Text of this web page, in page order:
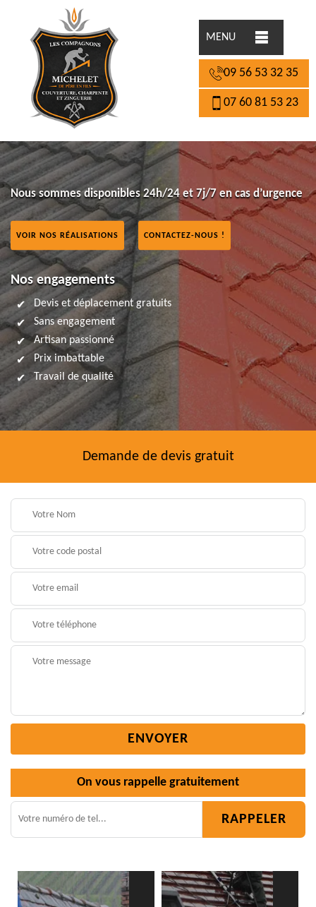
MENU
09 56 53 32 35
07 60 81 53 23
Nous sommes disponibles 24h/24 et 7j/7 en cas d’urgence
VOIR NOS RÉALISATIONS CONTACTEZ-NOUS !
Nos engagements
Devis et déplacement gratuits
Sans engagement
Artisan passionné
Prix imbattable
Travail de qualité
Demande de devis gratuit
On vous rappelle gratuitement